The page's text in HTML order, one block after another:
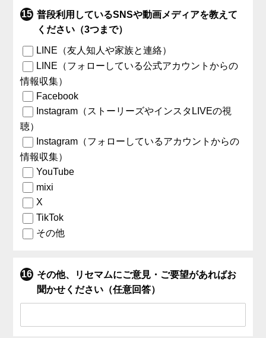
普段利用しているSNSや動画メディアを教えて
ください（3つまで）
LINE（友人知人や家族と連絡）
LINE（フォローしている公式アカウントからの
情報収集）
Facebook
Instagram（ストーリーズやインスタLIVEの視
聴）
Instagram（フォローしているアカウントからの
情報収集）
YouTube
mixi
X
TikTok
その他
その他、リセマムにご意見・ご要望があればお
聞かせください（任意回答）